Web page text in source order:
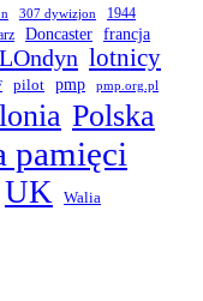
307 dywizjon 1944
Doncaster francja
LOndyn lotnicy
pilot pmp pmp.org.pl
Polska
pamięci
UK Walia